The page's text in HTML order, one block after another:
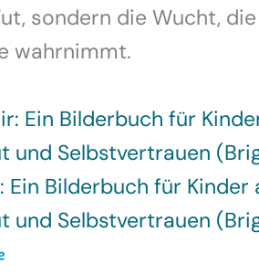
sondern die Wucht,
wahrnimmt.
Ein Bilderbuch für Kinder
und Selbstvertrauen